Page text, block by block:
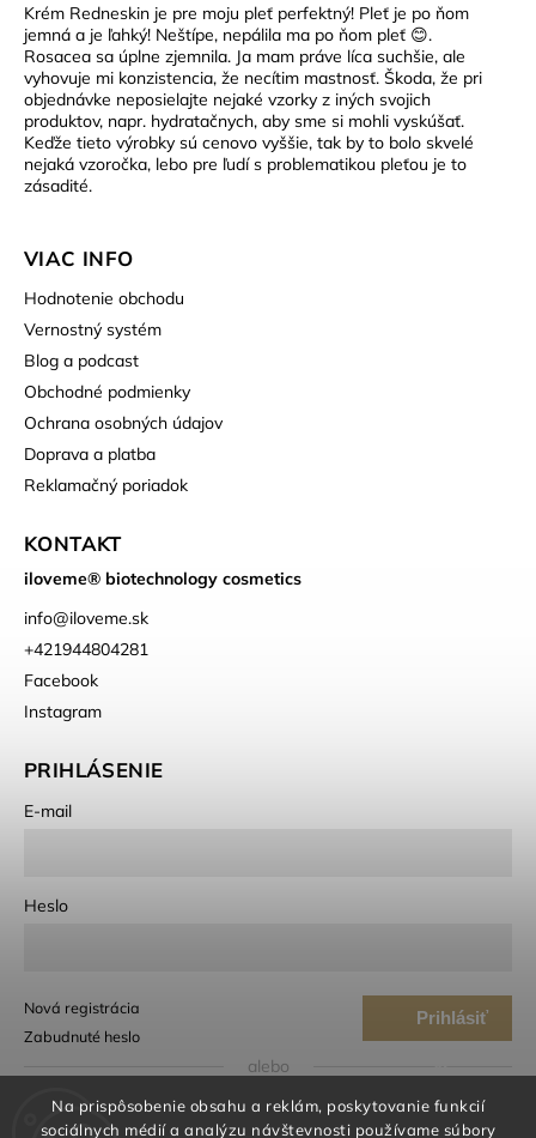
Na prispôsobenie obsahu a reklám, poskytovanie funkcií
sociálnych médií a analýzu návštevnosti používame súbory
Krém Redneskin je pre moju pleť perfektný! Pleť je po ňom
jemná a je ľahký! Neštípe, nepálila ma po ňom pleť 😊.
Rosacea sa úplne zjemnila. Ja mam práve líca suchšie, ale
vyhovuje mi konzistencia, že necítim mastnosť. Škoda, že pri
objednávke neposielajte nejaké vzorky z iných svojich
produktov, napr. hydratačnych, aby sme si mohli vyskúšať.
Keďže tieto výrobky sú cenovo vyššie, tak by to bolo skvelé
nejaká vzoročka, lebo pre ľudí s problematikou pleťou je to
zásadité.
VIAC INFO
Hodnotenie obchodu
Vernostný systém
Blog a podcast
Obchodné podmienky
Ochrana osobných údajov
Doprava a platba
Reklamačný poriadok
KONTAKT
iloveme® biotechnology cosmetics
info@iloveme.sk
+421944804281
Facebook
Instagram
PRIHLÁSENIE
E-mail
Heslo
Prihlásiť
Nová registrácia
Zabudnuté heslo
alebo
Prihlásiť sa cez Google